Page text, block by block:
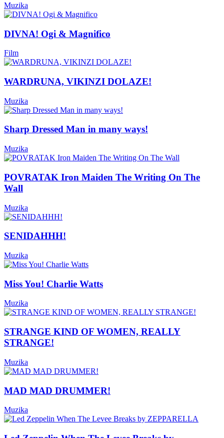
Muzika
DIVNA! Ogi & Magnifico
Film
WARDRUNA, VIKINZI DOLAZE!
Muzika
Sharp Dressed Man in many ways!
Muzika
POVRATAK Iron Maiden The Writing On The
Wall
Muzika
SENIDAHHH!
Muzika
Miss You! Charlie Watts
Muzika
STRANGE KIND OF WOMEN, REALLY
STRANGE!
Muzika
MAD MAD DRUMMER!
Muzika